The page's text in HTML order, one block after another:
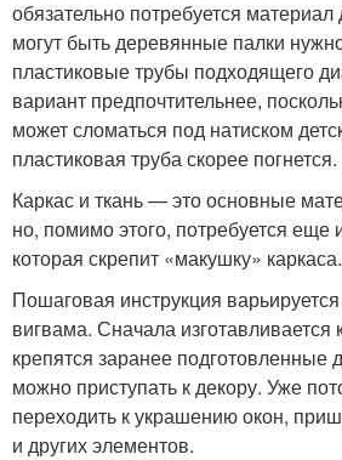
обязательно потребуется материал
могут быть деревянные палки
пластиковые трубы подходящего
вариант предпочтительнее,
может сломаться под натиском
пластиковая труба скорее погнется.
Каркас и ткань — это основные
но, помимо этого, потребуется еще
которая скрепит «макушку» каркаса.
Пошаговая инструкция
вигвама. Сначала изготавливается
крепятся заранее подготовленные
можно приступать к декору. Уже
переходить к украшению окон,
и других элементов.